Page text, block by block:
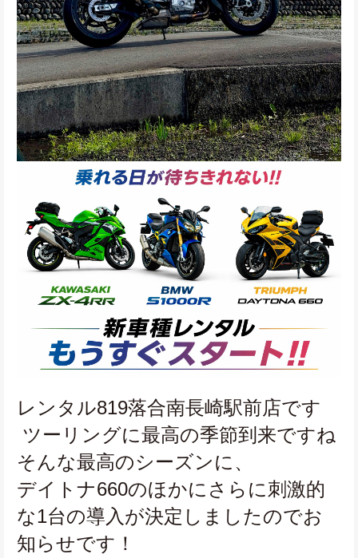
レンタル819落合南長崎駅前店です
ツーリングに最高の季節到来ですね
そんな最高のシーズンに、
デイトナ660のほかにさらに刺激的
な1台の導入が決定しましたのでお
知らせです！